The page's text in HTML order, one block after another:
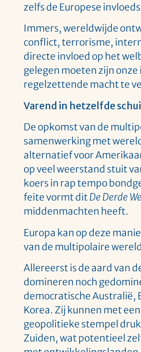
zelfs de Europese
Immers, wereldwijde
conflict, terrorisme,
directe invloed op het
gelegen moeten zijn
regelzettende macht te
Varend in hetzelfde
De opkomst van de
samenwerking met
alternatief voor
op veel weerstand stuit
koers in rap tempo
feite vormt ditDe Derde
middenmachten heeft.
Europa kan op deze
van de multipolaire
Allereerst is de aard van
domineren noch
democratische Australië,
Korea. Zij kunnen met
geopolitieke stempel
Zuiden, wat potentieel